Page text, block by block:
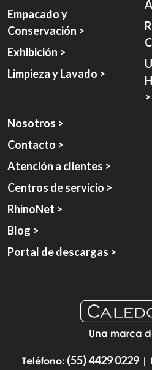
Empacado y
Conservación >
Exhibición >
Limpieza y Lavado >
>
Nosotros >
Contacto >
Atención a clientes >
Centros de servicio >
RhinoNet >
Blog >
Portal de descargas >
Una marca
Teléfono: (55) 4429 0229|